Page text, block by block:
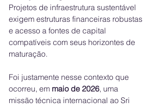
Projetos de infraestrutura sustentável
exigem estruturas financeiras robustas
e acesso a fontes de capital
compatíveis com seus horizontes de
maturação.
Foi justamente nesse contexto que
ocorreu, em maio de 2026, uma
missão técnica internacional ao Sri